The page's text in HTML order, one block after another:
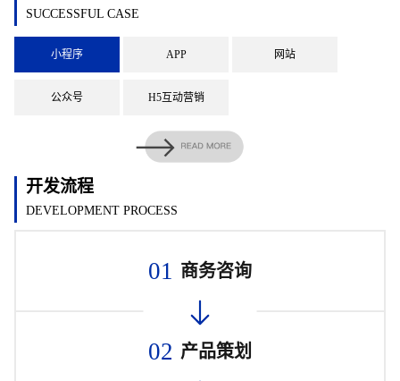
SUCCESSFUL CASE
小程序 APP 网站
公众号 H5互动营销
开发流程
DEVELOPMENT PROCESS
01 商务咨询
02 产品策划